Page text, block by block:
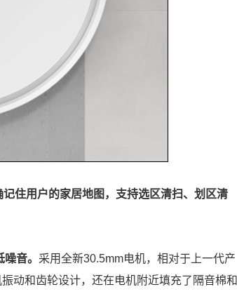
住用户的家居地图，支持选区清扫、划区清
音。 采用全新30.5mm电机，相对于上一代产
动和齿轮设计，还在电机附近填充了隔音棉和